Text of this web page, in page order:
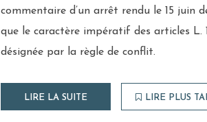
commentaire d’un arrêt rendu le 15 juin
que le caractère impératif des articles L.
désignée par la règle de conflit.
LIRE LA SUITE LIRE PLUS